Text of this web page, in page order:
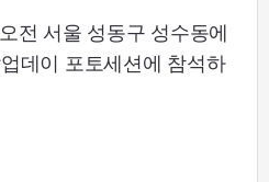
전 서울 성동구 성수동에
데이 포토세션에 참석하